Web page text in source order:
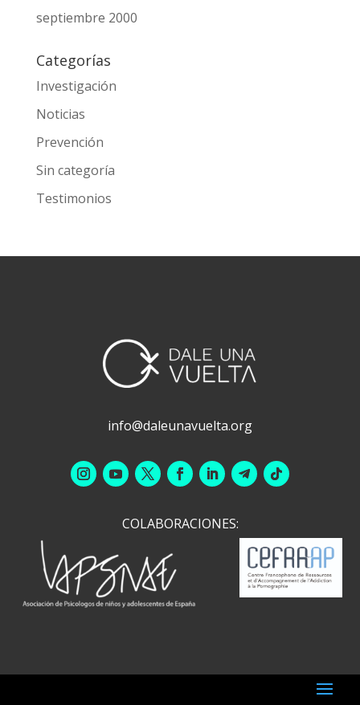
septiembre 2000
Categorías
Investigación
Noticias
Prevención
Sin categoría
Testimonios
info@daleunavuelta.org
COLABORACIONES: